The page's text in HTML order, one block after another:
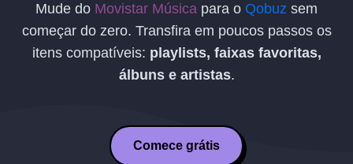
Mude do Movistar Música para o Qobuz sem
começar do zero. Transfira em poucos passos os
itens compatíveis: playlists, faixas favoritas,
álbuns e artistas.
Comece grátis